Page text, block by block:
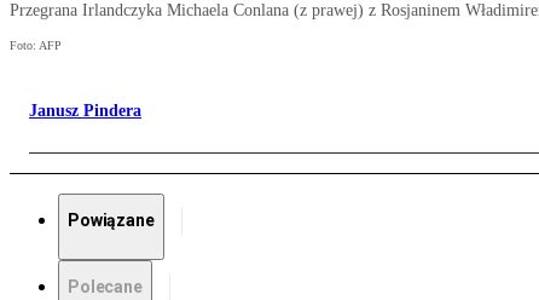
Przegrana Irlandczyka Michaela Conlana (z prawej) z Rosjaninem
Foto: AFP
Janusz Pindera
Powiązane
Polecane